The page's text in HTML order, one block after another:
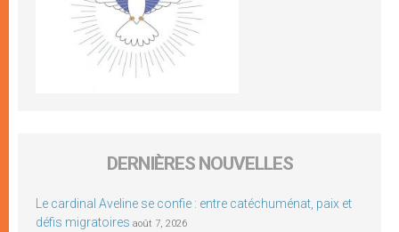
DERNIÈRES NOUVELLES
Le cardinal Aveline se confie : entre catéchuménat, paix et
défis migratoires août 7, 2026